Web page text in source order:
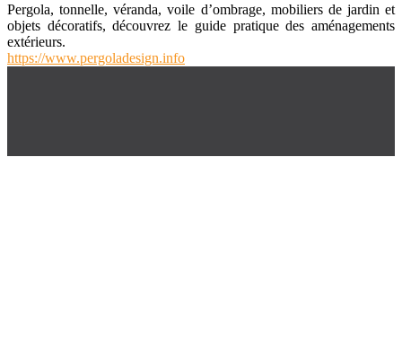
Pergola, tonnelle, véranda, voile d’ombrage, mobiliers de jardin et
objets décoratifs, découvrez le guide pratique des aménagements
extérieurs.
https://www.pergoladesign.info